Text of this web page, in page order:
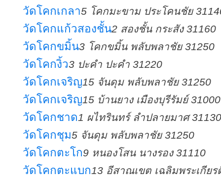
วัดโคกเกลา5 โคกมะขาม ประโคนชัย
วัดโคกแก้วสองชั้น2 สองชั้น กระสัง 31160
วัดโคกขมิ้น3 โคกขมิ้น พลับพลาชัย 31250
วัดโคกงิ้ว3 ปะคำ ปะคำ 31220
วัดโคกเจริญ15 จันดุม พลับพลาชัย 31250
วัดโคกเจริญ15 บ้านยาง เมืองบุรีรัมย์ 31000
วัดโคกชาด1 ผไทรินทร์ ลำปลายมาศ 31130
วัดโคกชุม5 จันดุม พลับพลาชัย 31250
วัดโคกตะโก9 หนองโสน นางรอง 31110
วัดโคกตะแบก13 อีสาณเขต เฉลิมพระเกียร